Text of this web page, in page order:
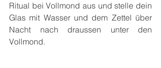
Ritual bei Vollmond aus und stelle dein
Glas mit Wasser und dem Zettel über
Nacht nach draussen unter den
Vollmond.